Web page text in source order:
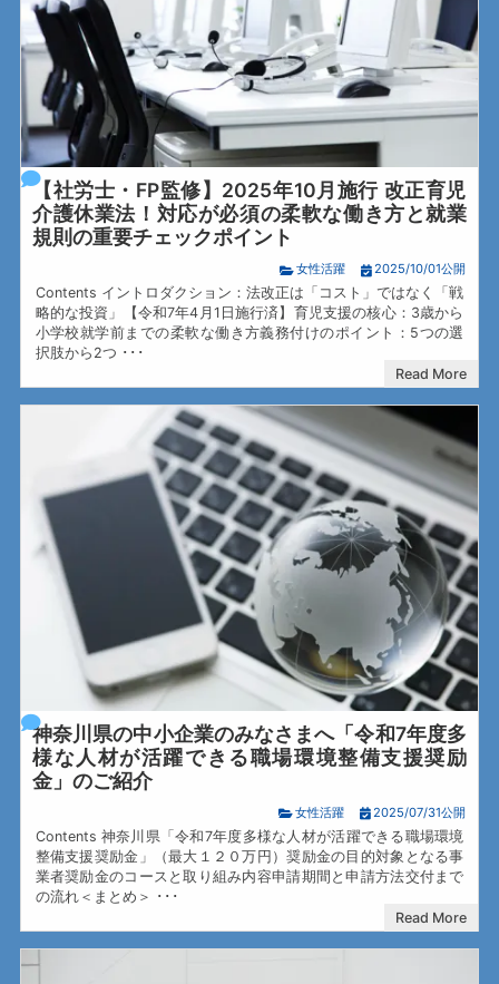
【社労士・FP監修】2025年10月施行 改正育児
介護休業法！対応が必須の柔軟な働き方と就業
規則の重要チェックポイント
女性活躍 2025/10/01公開
Contents イントロダクション：法改正は「コスト」ではなく「戦
略的な投資」【令和7年4月1日施行済】育児支援の核心：3歳から
小学校就学前までの柔軟な働き方義務付けのポイント：5つの選
択肢から2つ ･･･
Read More
神奈川県の中小企業のみなさまへ「令和7年度多
様な人材が活躍できる職場環境整備支援奨励
金」のご紹介
女性活躍 2025/07/31公開
Contents 神奈川県「令和7年度多様な人材が活躍できる職場環境
整備支援奨励金」（最大１２０万円）奨励金の目的対象となる事
業者奨励金のコースと取り組み内容申請期間と申請方法交付まで
の流れ＜まとめ＞ ･･･
Read More